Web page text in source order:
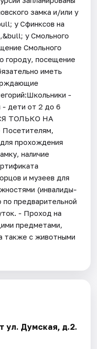
замка и/или у
у Сфинксов на
у Смольного
Смольного
городу, посещение
иметь
-
- дети от 2 до 6
ТОЛЬКО НА
прохождения
наличие
и музеев для
(инвалиды-
по предварительной
- Проход на
предметами,
также с животными
ул. Думская, д.2.